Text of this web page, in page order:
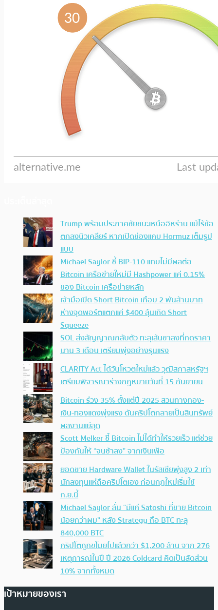
Trump พร้อมประกาศชัยชนะเหนืออิหร่าน แม้ไร้ข้อ
ตกลงนิวเคลียร์ หากเปิดช่องแคบ Hormuz เต็มรูป
แบบ
Michael Saylor ชี้ BIP-110 แทบไม่มีผลต่อ
Bitcoin เครือข่ายใหม่มี Hashpower แค่ 0.15%
ของ Bitcoin เครือข่ายหลัก
เจ้ามือเปิด Short Bitcoin เกือบ 2 พันล้านบาท
ห่างจุดพอร์ตแตกแค่ $400 ลุ้นเกิด Short
Squeeze
SOL ส่งสัญญาณกลับตัว ทะลุเส้นขาลงที่กดราคา
นาน 3 เดือน เตรียมพุ่งอย่างรุนแรง
CLARITY Act ได้วันโหวตใหม่แล้ว วุฒิสภาสหรัฐฯ
เตรียมพิจารณาร่างกฎหมายวันที่ 15 กันยายน
Bitcoin ร่วง 35% ตั้งแต่ปี 2025 สวนทางทอง-
เงิน-ทองแดงพุ่งแรง ดันคริปโตกลายเป็นสินทรัพย์
ผลงานแย่สุด
Scott Melker ชี้ Bitcoin ไม่ได้ทำให้รวยเร็ว แต่ช่วย
ป้องกันให้ “จนช้าลง” จากเงินเฟ้อ
ยอดขาย Hardware Wallet ในรัสเซียพุ่งสูง 2 เท่า
นักลงทุนแห่ถือคริปโตเอง ก่อนกฎใหม่เริ่มใช้
ก.ย.นี้
Michael Saylor ลั่น “มีแค่ Satoshi ที่ขาย Bitcoin
น้อยกว่าผม” หลัง Strategy ถือ BTC ทะลุ
840,000 BTC
คริปโตถูกขโมยไปแล้วกว่า $1,200 ล้าน จาก 276
เหตุการณ์ในปี ปี 2026 Coldcard คิดเป็นสัดส่วน
10% จากทั้งหมด
เป้าหมายของเรา